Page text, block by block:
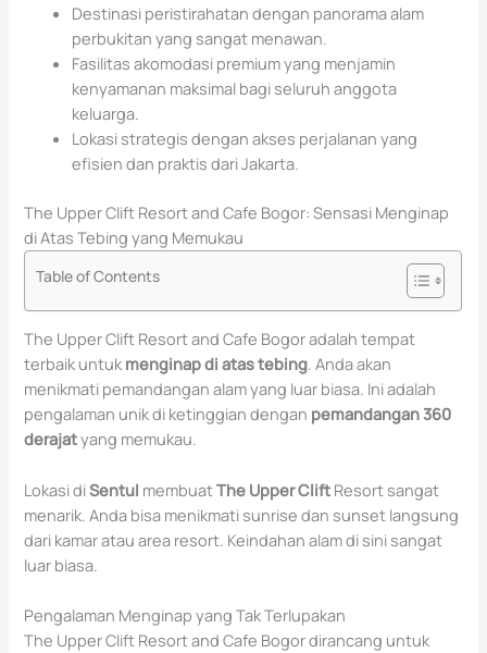
Destinasi peristirahatan dengan panorama alam
perbukitan yang sangat menawan.
Fasilitas akomodasi premium yang menjamin
kenyamanan maksimal bagi seluruh anggota
keluarga.
Lokasi strategis dengan akses perjalanan yang
efisien dan praktis dari Jakarta.
The Upper Clift Resort and Cafe Bogor: Sensasi Menginap
di Atas Tebing yang Memukau
Table of Contents
The Upper Clift Resort and Cafe Bogor adalah tempat
terbaik untuk menginap di atas tebing. Anda akan
menikmati pemandangan alam yang luar biasa. Ini adalah
pengalaman unik di ketinggian dengan pemandangan 360
derajatyang memukau.
Lokasi diSentul membuatThe Upper Clift Resort sangat
menarik. Anda bisa menikmati sunrise dan sunset langsung
dari kamar atau area resort. Keindahan alam di sini sangat
luar biasa.
Pengalaman Menginap yang Tak Terlupakan
The Upper Clift Resort and Cafe Bogor dirancang untuk